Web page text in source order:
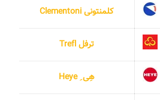
کلمنتونی Clementoni
ترفل Trefl
هِی ِ Heye